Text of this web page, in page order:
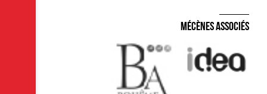
Mécènes Associés